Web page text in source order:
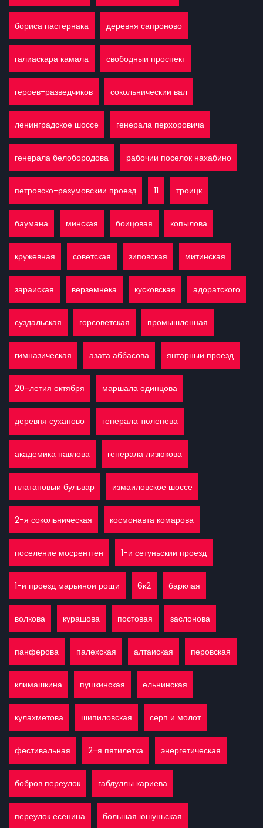
бориса пастернака деревня сапроново
галиаскара камала свободныи проспект
героев-разведчиков сокольническии вал
ленинградское шоссе генерала перхоровича
генерала белобородова рабочии поселок нахабино
петровско-разумовскии проезд 11 троицк
баумана минская боицовая копылова
кружевная советская зиповская митинская
зараиская верземнека кусковская адоратского
суздальская горсоветская промышленная
гимназическая азата аббасова янтарныи проезд
20-летия октября маршала одинцова
деревня суханово генерала тюленева
академика павлова генерала лизюкова
платановыи бульвар измаиловское шоссе
2-я сокольническая космонавта комарова
поселение мосрентген 1-и сетуньскии проезд
1-и проезд марьинои рощи 6к2 барклая
волкова курашова постовая заслонова
панферова палехская алтаиская перовская
климашкина пушкинская ельнинская
кулахметова шипиловская серп и молот
фестивальная 2-я пятилетка энергетическая
бобров переулок габдуллы кариева
переулок есенина большая юшуньская